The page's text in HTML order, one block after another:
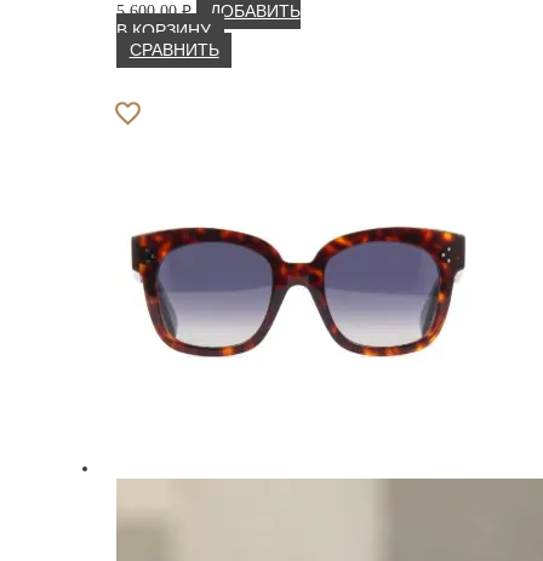
5 600.00₽
ДОБАВИТЬ
В КОРЗИНУ
СРАВНИТЬ